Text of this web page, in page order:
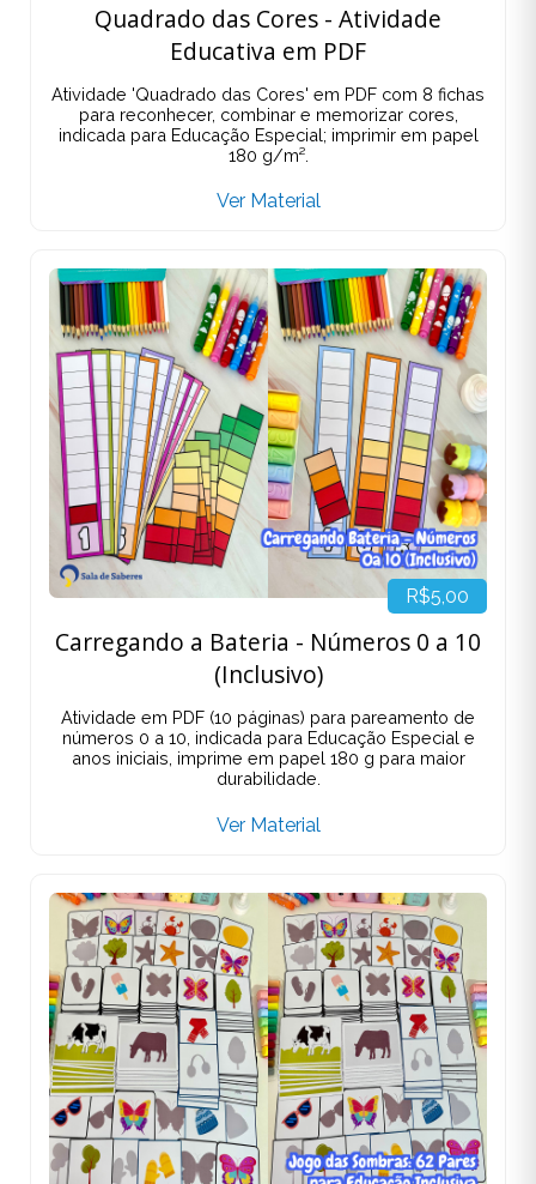
Quadrado das Cores - Atividade
Educativa em PDF
Atividade 'Quadrado das Cores' em PDF com 8 fichas
para reconhecer, combinar e memorizar cores,
indicada para Educação Especial; imprimir em papel
180 g/m².
Ver Material
R$5,00
Carregando a Bateria - Números 0 a 10
(Inclusivo)
Atividade em PDF (10 páginas) para pareamento de
números 0 a 10, indicada para Educação Especial e
anos iniciais, imprime em papel 180 g para maior
durabilidade.
Ver Material